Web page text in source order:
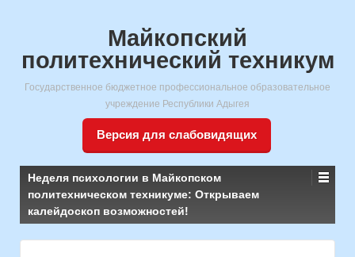
Майкопский
политехнический техникум
Государственное бюджетное профессиональное образовательное
учреждение Республики Адыгея
Версия для слабовидящих
Неделя психологии в Майкопском
политехническом техникуме: Открываем
калейдоскоп возможностей!